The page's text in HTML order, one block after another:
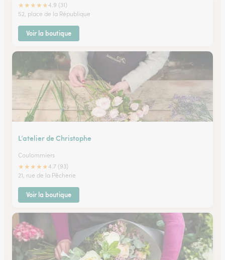
★★★★★4.9 (31)
52, place de la République
Voir la boutique
L’atelier de Christophe
Coulommiers
★★★★★4.7 (93)
21, rue de la Pêcherie
Voir la boutique